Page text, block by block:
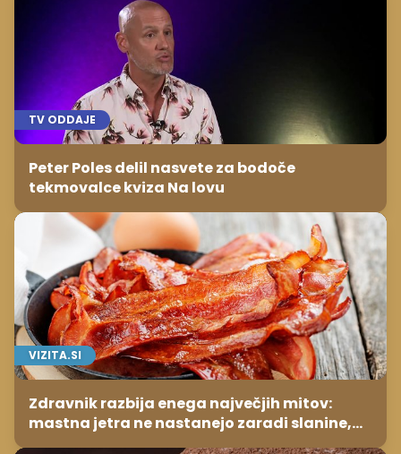
TV ODDAJE
Peter Poles delil nasvete za bodoče
tekmovalce kviza Na lovu
VIZITA.SI
Zdravnik razbija enega največjih mitov:
mastna jetra ne nastanejo zaradi slanine,
temveč zaradi živila, ki ga imamo vsi radi